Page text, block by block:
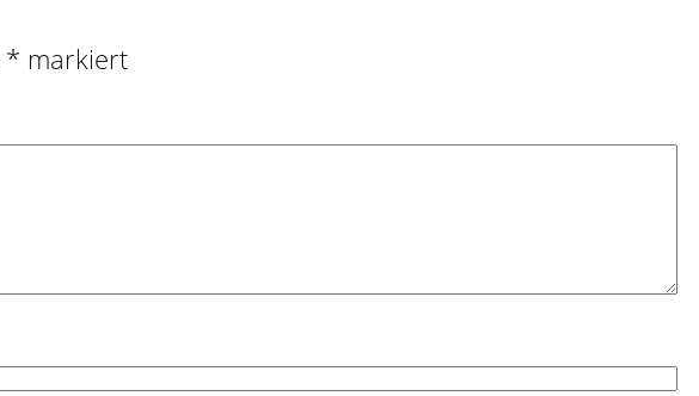
* markiert